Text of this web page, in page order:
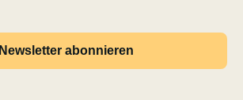
Newsletter abonnieren